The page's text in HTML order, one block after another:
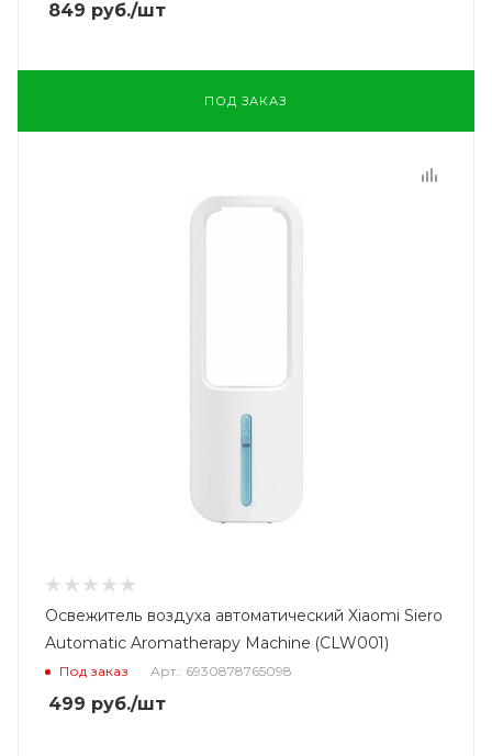
849 руб./шт
ПОД ЗАКАЗ
Освежитель воздуха автоматический Xiaomi Siero
Automatic Aromatherapy Machine (CLW001)
Под заказ Арт.: 6930878765098
499 руб./шт